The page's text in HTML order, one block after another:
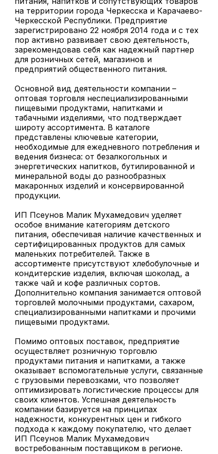
на территории города Черкесска и Карачаево-
Черкесской Республики. Предприятие
зарегистрировано 22 ноября 2014 года и с тех
пор активно развивает свою деятельность,
зарекомендовав себя как надежный партнер
для розничных сетей, магазинов и
предприятий общественного питания.
Основной вид деятельности компании –
оптовая торговля неспециализированными
пищевыми продуктами, напитками и
табачными изделиями, что подтверждает
широту ассортимента. В каталоге
представлены ключевые категории,
необходимые для ежедневного потребления и
ведения бизнеса: от безалкогольных и
энергетических напитков, бутилированной и
минеральной воды до разнообразных
макаронных изделий и консервированной
продукции.
ИП Псеунов Малик Мухамедович уделяет
особое внимание категориям детского
питания, обеспечивая наличие качественных и
сертифицированных продуктов для самых
маленьких потребителей. Также в
ассортименте присутствуют хлебобулочные и
кондитерские изделия, включая шоколад, а
также чай и кофе различных сортов.
Дополнительно компания занимается оптовой
торговлей молочными продуктами, сахаром,
специализированными напитками и прочими
пищевыми продуктами.
Помимо оптовых поставок, предприятие
осуществляет розничную торговлю
продуктами питания и напитками, а также
оказывает вспомогательные услуги, связанные
с грузовыми перевозками, что позволяет
оптимизировать логистические процессы для
своих клиентов. Успешная деятельность
компании базируется на принципах
надежности, конкурентных цен и гибкого
подхода к каждому покупателю, что делает
ИП Псеунов Малик Мухамедович
востребованным поставщиком в регионе.